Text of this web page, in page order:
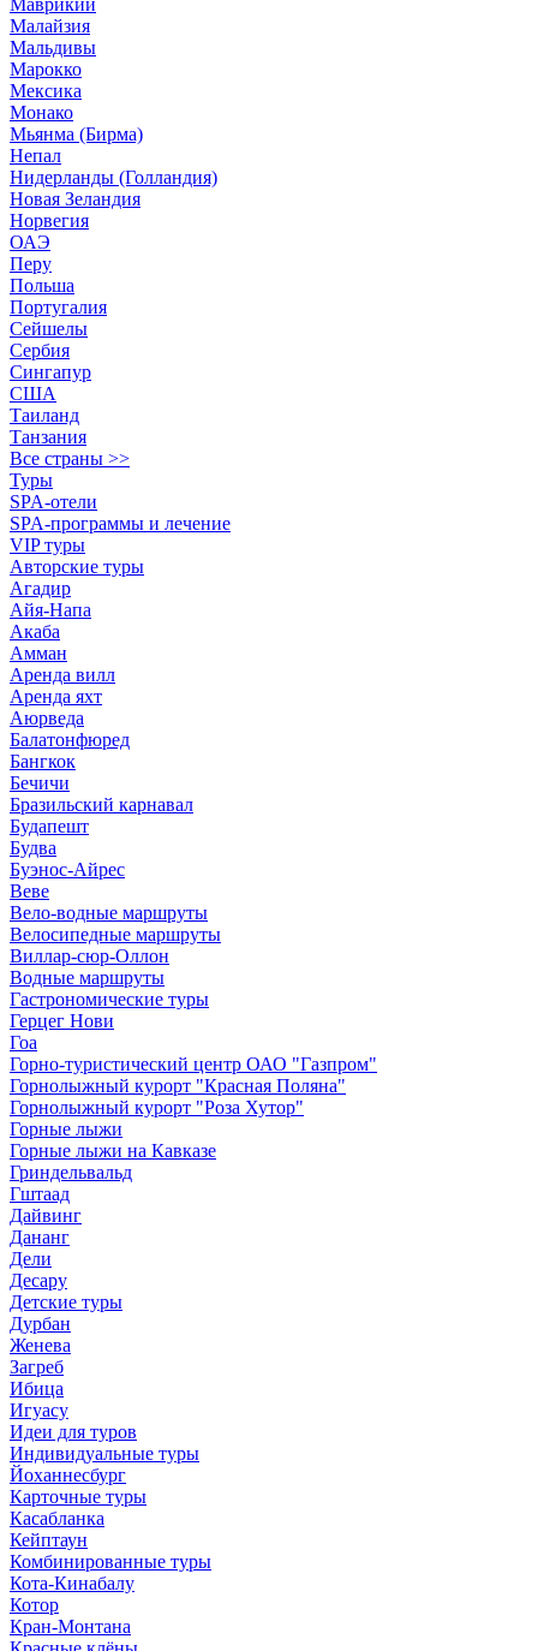
Маврикий
Малайзия
Мальдивы
Марокко
Мексика
Монако
Мьянма (Бирма)
Непал
Нидерланды (Голландия)
Новая Зеландия
Норвегия
ОАЭ
Перу
Польша
Португалия
Сейшелы
Сербия
Сингапур
США
Таиланд
Танзания
Все страны >>
Туры
SPA-отели
SPA-программы и лечение
VIP туры
Авторские туры
Агадир
Айя-Напа
Акаба
Амман
Аренда вилл
Аренда яхт
Аюрведа
Балатонфюред
Бангкок
Бечичи
Бразильский карнавал
Будапешт
Будва
Буэнос-Айрес
Веве
Вело-водные маршруты
Велосипедные маршруты
Виллар-сюр-Оллон
Водные маршруты
Гастрономические туры
Герцег Нови
Гоа
Горно-туристический центр ОАО "Газпром"
Горнолыжный курорт "Красная Поляна"
Горнолыжный курорт "Роза Хутор"
Горные лыжи
Горные лыжи на Кавказе
Гриндельвальд
Гштаад
Дайвинг
Дананг
Дели
Десару
Детские туры
Дурбан
Женева
Загреб
Ибица
Игуасу
Идеи для туров
Индивидуальные туры
Йоханнесбург
Карточные туры
Касабланка
Кейптаун
Комбинированные туры
Кота-Кинабалу
Котор
Кран-Монтана